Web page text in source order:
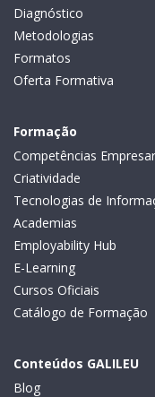
Diagnóstico
Metodologias
Formatos
Oferta Formativa
Formação
Competências
Criatividade
Tecnologias de
Academias
Employability Hub
E-Learning
Cursos Oficiais
Catálogo de Formação
Conteúdos GALILEU
Blog